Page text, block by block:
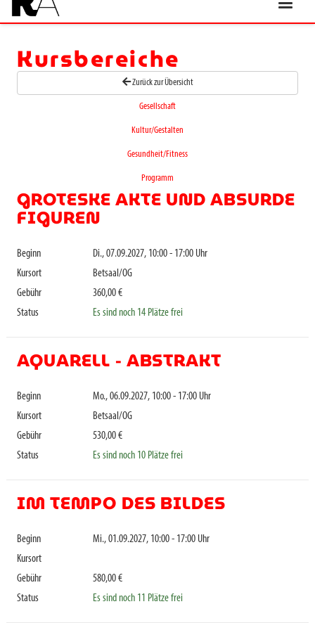
Kursbereiche
Zurück zur Übersicht
Gesellschaft
Kultur/Gestalten
Gesundheit/Fitness
Programm
GROTESKE AKTE UND ABSURDE
FIGUREN
Beginn
Di., 07.09.2027, 10:00 - 17:00 Uhr
Kursort
Betsaal/OG
Gebühr
360,00 €
Status
Es sind noch 14 Plätze frei
AQUARELL - ABSTRAKT
Beginn
Mo., 06.09.2027, 10:00 - 17:00 Uhr
Kursort
Betsaal/OG
Gebühr
530,00 €
Status
Es sind noch 10 Plätze frei
IM TEMPO DES BILDES
Beginn
Mi., 01.09.2027, 10:00 - 17:00 Uhr
Kursort
Gebühr
580,00 €
Status
Es sind noch 11 Plätze frei